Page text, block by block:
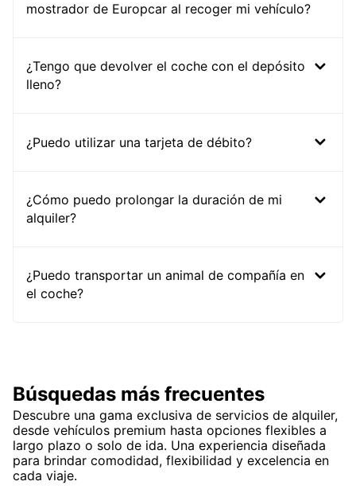
mostrador de Europcar al recoger mi vehículo?
¿Tengo que devolver el coche con el depósito
lleno?
¿Puedo utilizar una tarjeta de débito?
¿Cómo puedo prolongar la duración de mi
alquiler?
¿Puedo transportar un animal de compañía en
el coche?
Búsquedas más frecuentes
Descubre una gama exclusiva de servicios de alquiler,
desde vehículos premium hasta opciones flexibles a
largo plazo o solo de ida. Una experiencia diseñada
para brindar comodidad, flexibilidad y excelencia en
cada viaje.